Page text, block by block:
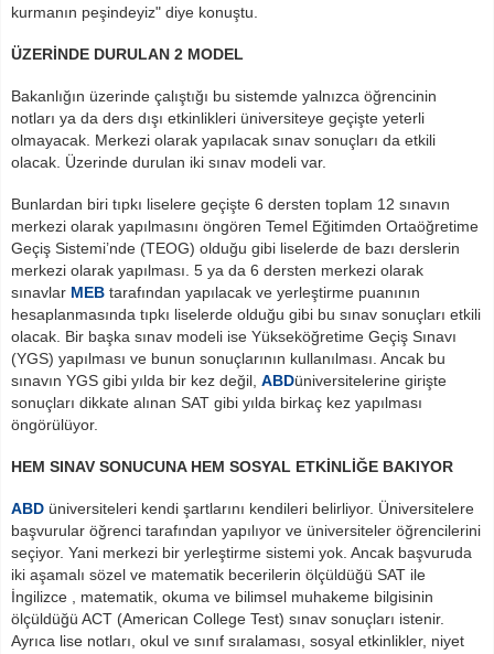
kurmanın peşindeyiz" diye konuştu.
ÜZERİNDE DURULAN 2 MODEL
Bakanlığın üzerinde çalıştığı bu sistemde yalnızca öğrencinin
notları ya da ders dışı etkinlikleri üniversiteye geçişte yeterli
olmayacak. Merkezi olarak yapılacak sınav sonuçları da etkili
olacak. Üzerinde durulan iki sınav modeli var.
Bunlardan biri tıpkı liselere geçişte 6 dersten toplam 12 sınavın
merkezi olarak yapılmasını öngören Temel Eğitimden Ortaöğretime
Geçiş Sistemi’nde (TEOG) olduğu gibi liselerde de bazı derslerin
merkezi olarak yapılması. 5 ya da 6 dersten merkezi olarak
sınavlar MEB tarafından yapılacak ve yerleştirme puanının
hesaplanmasında tıpkı liselerde olduğu gibi bu sınav sonuçları etkili
olacak. Bir başka sınav modeli ise Yükseköğretime Geçiş Sınavı
(YGS) yapılması ve bunun sonuçlarının kullanılması. Ancak bu
sınavın YGS gibi yılda bir kez değil, ABDüniversitelerine girişte
sonuçları dikkate alınan SAT gibi yılda birkaç kez yapılması
öngörülüyor.
HEM SINAV SONUCUNA HEM SOSYAL ETKİNLİĞE BAKIYOR
ABD üniversiteleri kendi şartlarını kendileri belirliyor. Üniversitelere
başvurular öğrenci tarafından yapılıyor ve üniversiteler öğrencilerini
seçiyor. Yani merkezi bir yerleştirme sistemi yok. Ancak başvuruda
iki aşamalı sözel ve matematik becerilerin ölçüldüğü SAT ile
İngilizce , matematik, okuma ve bilimsel muhakeme bilgisinin
ölçüldüğü ACT (American College Test) sınav sonuçları istenir.
Ayrıca lise notları, okul ve sınıf sıralaması, sosyal etkinlikler, niyet